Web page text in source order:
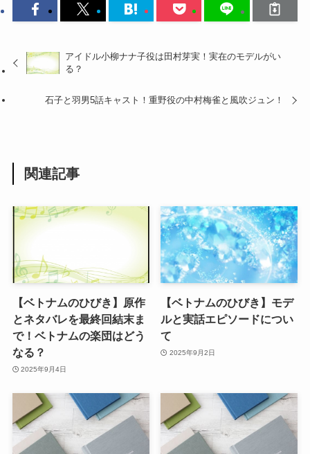
アイドル小柳ナナ子役は田村芽実！実在のモデルがい
る？
石子と羽男5話キャスト！重野役の中村梅雀と風吹ジュン！
関連記事
【ベトナムのひびき】原作
とネタバレを最終回結末ま
で！ベトナムの楽団はどう
なる？
2025年9月4日
【ベトナムのひびき】モデ
ルと実話エピソードについ
て
2025年9月2日